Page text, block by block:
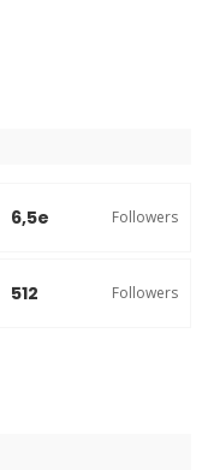
6,5e Followers
512 Followers